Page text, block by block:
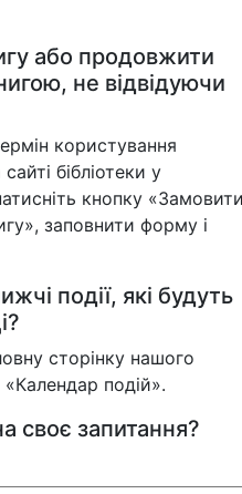
або продовжити
не відвідуючи
користування
бібліотеки у
кнопку
заповнити форму і
події, які будуть
сторінку нашого
подій».
своє запитання?